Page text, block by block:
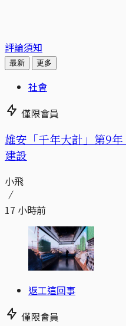
評論須知
最新 更多
社會
僅限會員
雄安「千年大計」第9
建設
小飛
17 小時前
返工這回事
僅限會員